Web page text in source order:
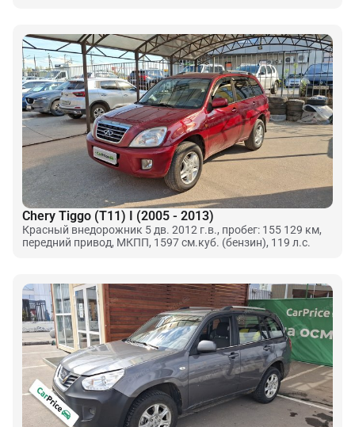
Chery Tiggo (T11) I (2005 - 2013)
Красный внедорожник 5 дв. 2012 г.в., пробег: 155 129 км,
передний привод, МКПП, 1597 см.куб. (бензин), 119 л.с.